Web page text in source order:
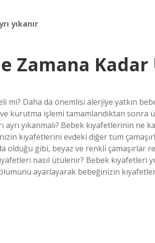
yıkanır
Zamana
mi? Daha da önemlisi alerjiye yatkın
kurutma işlemi tamamlandıktan sonra
ayrı yıkanmalı? Bebek kıyafetlerinin ne
kıyafetlerini evdeki diğer tüm
olduğu gibi, beyaz ve renkli çamaşırlar
nasıl ütülenir? Bebek kıyafetleri
ayarlayarak bebeğinizin